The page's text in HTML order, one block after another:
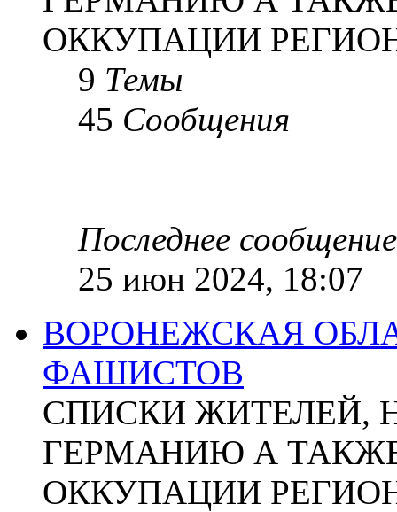
ОККУПАЦИИ
9 Темы
45 Сообщения
Последнее сообщение
25 июн 2024, 18:07
ВОРОНЕЖСКАЯ
ФАШИСТОВ
СПИСКИ ЖИТЕЛЕЙ,
ГЕРМАНИЮ А
ОККУПАЦИИ